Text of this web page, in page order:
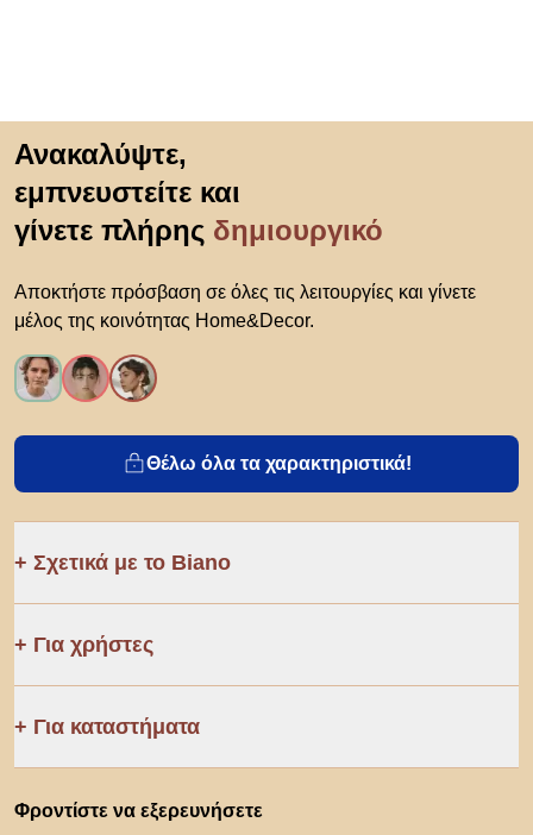
Ανακαλύψτε,
εμπνευστείτε και
γίνετε πλήρης δημιουργικό
Αποκτήστε πρόσβαση σε όλες τις λειτουργίες και γίνετε
μέλος της κοινότητας Home&Decor.
Θέλω όλα τα χαρακτηριστικά!
Σχετικά με το Biano
Για χρήστες
Για καταστήματα
Φροντίστε να εξερευνήσετε